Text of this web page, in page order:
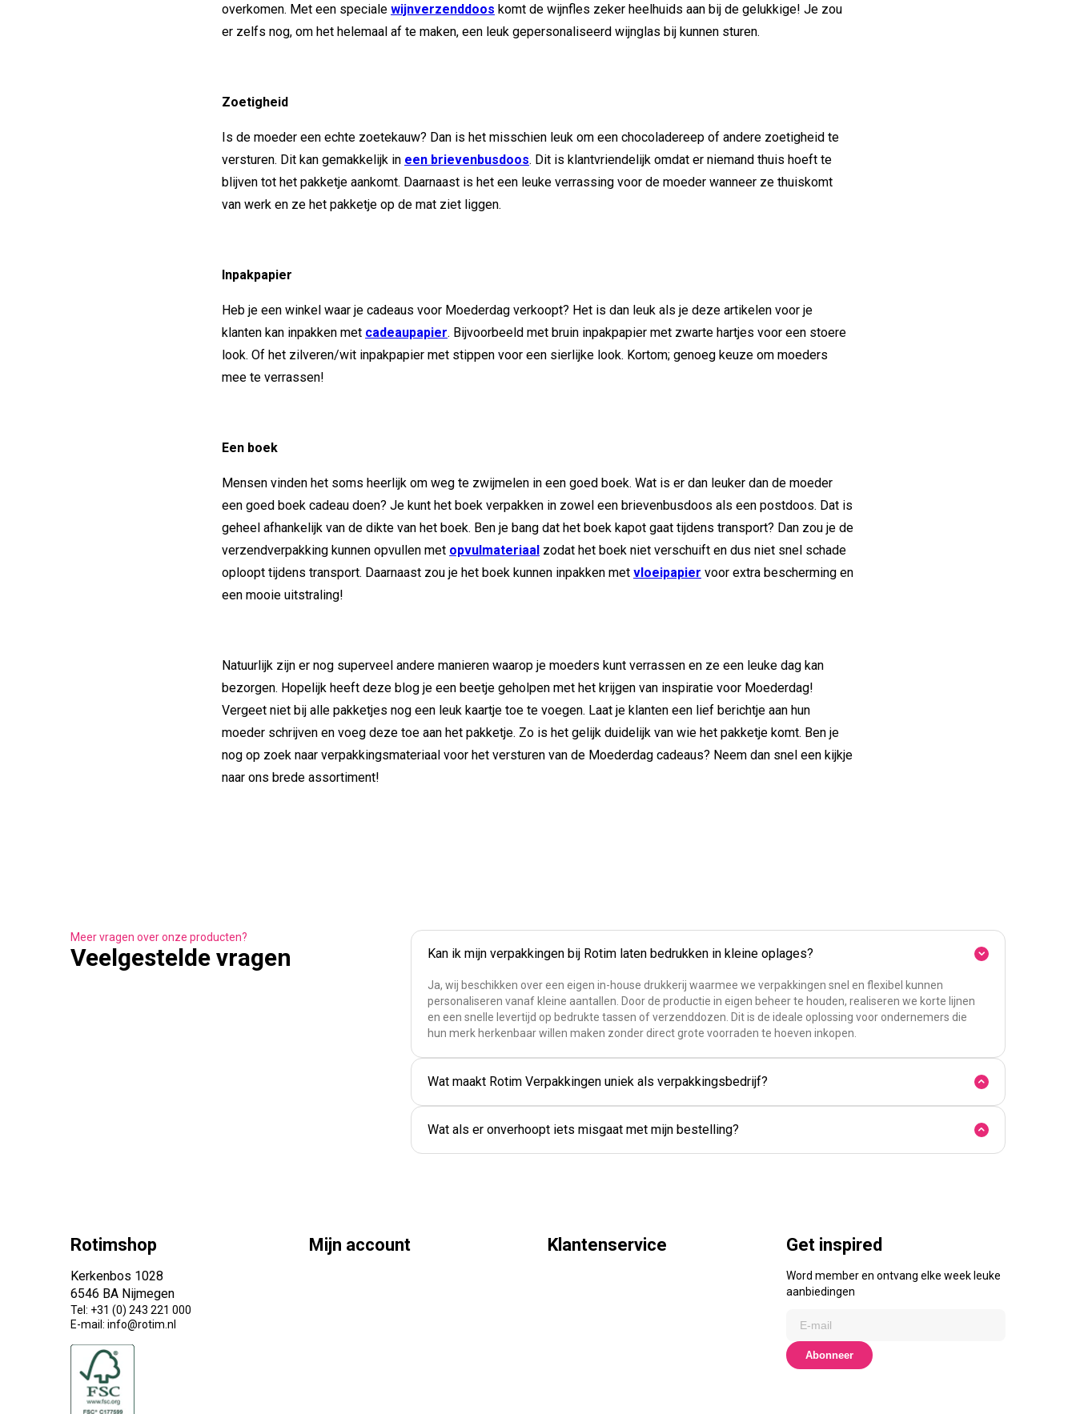
overkomen. Met een speciale wijnverzenddoos komt de wijnfles zeker heelhuids aan bij de gelukkige! Je zou
er zelfs nog, om het helemaal af te maken, een leuk gepersonaliseerd wijnglas bij kunnen sturen.
Zoetigheid
Is de moeder een echte zoetekauw? Dan is het misschien leuk om een chocoladereep of andere zoetigheid te
versturen. Dit kan gemakkelijk in een brievenbusdoos. Dit is klantvriendelijk omdat er niemand thuis hoeft te
blijven tot het pakketje aankomt. Daarnaast is het een leuke verrassing voor de moeder wanneer ze thuiskomt
van werk en ze het pakketje op de mat ziet liggen.
Inpakpapier
Heb je een winkel waar je cadeaus voor Moederdag verkoopt? Het is dan leuk als je deze artikelen voor je
klanten kan inpakken met cadeaupapier. Bijvoorbeeld met bruin inpakpapier met zwarte hartjes voor een stoere
look. Of het zilveren/wit inpakpapier met stippen voor een sierlijke look. Kortom; genoeg keuze om moeders
mee te verrassen!
Een boek
Mensen vinden het soms heerlijk om weg te zwijmelen in een goed boek. Wat is er dan leuker dan de moeder
een goed boek cadeau doen? Je kunt het boek verpakken in zowel een brievenbusdoos als een postdoos. Dat is
geheel afhankelijk van de dikte van het boek. Ben je bang dat het boek kapot gaat tijdens transport? Dan zou je de
verzendverpakking kunnen opvullen met opvulmateriaal zodat het boek niet verschuift en dus niet snel schade
oploopt tijdens transport. Daarnaast zou je het boek kunnen inpakken met vloeipapier voor extra bescherming en
een mooie uitstraling!
Natuurlijk zijn er nog superveel andere manieren waarop je moeders kunt verrassen en ze een leuke dag kan
bezorgen. Hopelijk heeft deze blog je een beetje geholpen met het krijgen van inspiratie voor Moederdag!
Vergeet niet bij alle pakketjes nog een leuk kaartje toe te voegen. Laat je klanten een lief berichtje aan hun
moeder schrijven en voeg deze toe aan het pakketje. Zo is het gelijk duidelijk van wie het pakketje komt. Ben je
nog op zoek naar verpakkingsmateriaal voor het versturen van de Moederdag cadeaus? Neem dan snel een kijkje
naar ons brede assortiment!
Meer vragen over onze producten?
Veelgestelde vragen Kan ik mijn verpakkingen bij Rotim laten bedrukken in kleine oplages?
Ja, wij beschikken over een eigen in-house drukkerij waarmee we verpakkingen snel en flexibel kunnen
personaliseren vanaf kleine aantallen. Door de productie in eigen beheer te houden, realiseren we korte lijnen
en een snelle levertijd op bedrukte tassen of verzenddozen. Dit is de ideale oplossing voor ondernemers die
hun merk herkenbaar willen maken zonder direct grote voorraden te hoeven inkopen.
Wat maakt Rotim Verpakkingen uniek als verpakkingsbedrijf?
Wat als er onverhoopt iets misgaat met mijn bestelling?
Rotimshop
Kerkenbos 1028
6546 BA Nijmegen
Tel: +31 (0) 243 221 000
E-mail: info@rotim.nl
Mijn account Klantenservice Get inspired
Word member en ontvang elke week leuke
aanbiedingen
Abonneer